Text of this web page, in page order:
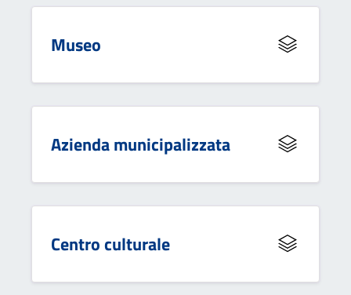
Museo
Azienda municipalizzata
Centro culturale